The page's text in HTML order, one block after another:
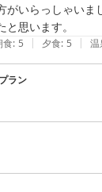
いらっしゃいま
思います。
食: 5 | 夕食: 5 | 温
ラン